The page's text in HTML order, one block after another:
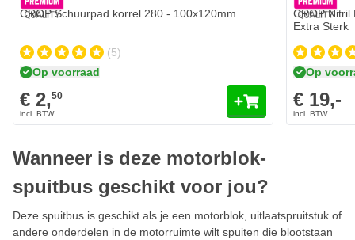
CROP Schuurpad korrel 280 - 100x120mm
(5)
Op voorraad
€ 2,50
CROP Nitril
Extra Sterk
Op
€ 19,-
Wanneer is deze motorblok-
spuitbus geschikt voor jou?
Deze spuitbus is geschikt als je een motorblok, uitlaatspruitstuk of
andere onderdelen in de motorruimte wilt spuiten die blootstaan